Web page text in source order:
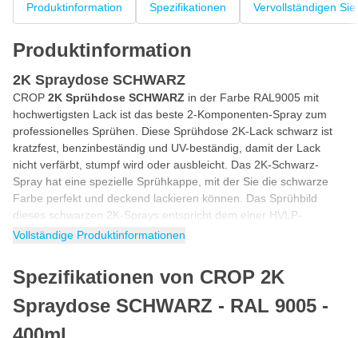
Produktinformation Spezifikationen Vervollständigen
Produktinformation
2K Spraydose SCHWARZ
CROP 2K Sprühdose SCHWARZ in der Farbe RAL9005 mit
hochwertigsten Lack ist das beste 2-Komponenten-Spray zum
professionelles Sprühen. Diese Sprühdose 2K-Lack schwarz ist
kratzfest, benzinbeständig und UV-beständig, damit der Lack
nicht verfärbt, stumpf wird oder ausbleicht. Das 2K-Schwarz-
Spray hat eine spezielle Sprühkappe, mit der Sie die schwarze
Farbe perfekt und deckend lackieren können. Das Sprühbild
dieses schwarzen 2K-Sprays entspricht dem einer HVLP-
Lackierpistole. Sie können diese CROP
RAL 9005 schwarzes Spray mit Härter
Sie suchen das
Spraydose? Dann ist diese schwarze 2K-Lack-Sprühdose die
beste Wahl für Sie! Der Härter macht den 2-Komponenten-Lack
Vollständige Produktinformationen
Spezifikationen von CROP 2K
Spraydose SCHWARZ - RAL 9005 -